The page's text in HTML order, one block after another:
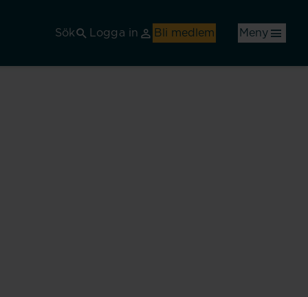
Sök
Logga in Bli medlem Meny